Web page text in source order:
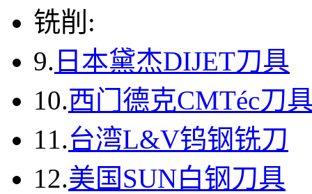
铣削:
9. 日本黛杰DIJET刀具
10.西门德克CMTéc刀
11.台湾L&V钨钢铣刀
12.美国SUN白钢刀具